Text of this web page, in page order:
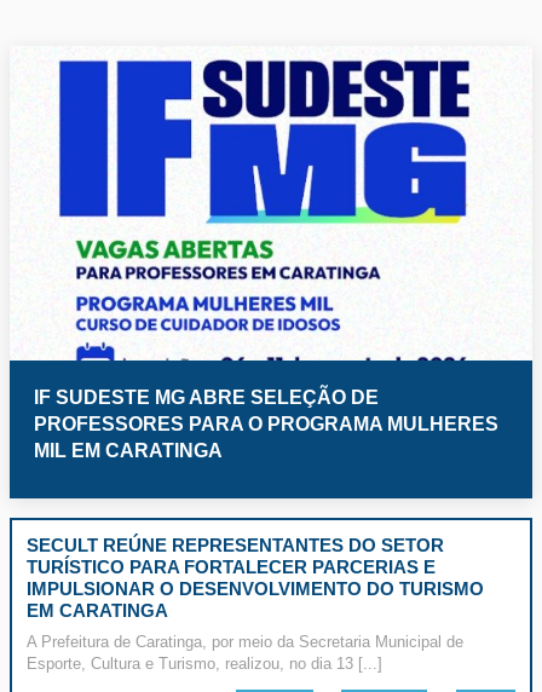
IF SUDESTE MG ABRE SELEÇÃO DE
PROFESSORES PARA O PROGRAMA MULHERES
MIL EM CARATINGA
SECULT REÚNE REPRESENTANTES DO SETOR
TURÍSTICO PARA FORTALECER PARCERIAS E
IMPULSIONAR O DESENVOLVIMENTO DO TURISMO
EM CARATINGA
A Prefeitura de Caratinga, por meio da Secretaria Municipal de
Esporte, Cultura e Turismo, realizou, no dia 13 [...]